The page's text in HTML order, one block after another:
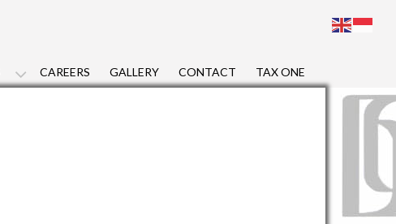
CAREERS GALLERY CONTACT TAX ONE